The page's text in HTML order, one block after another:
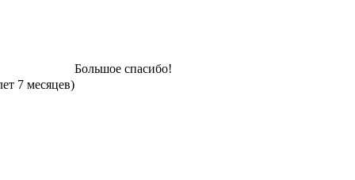
7 месяцев)
Большое спасибо!